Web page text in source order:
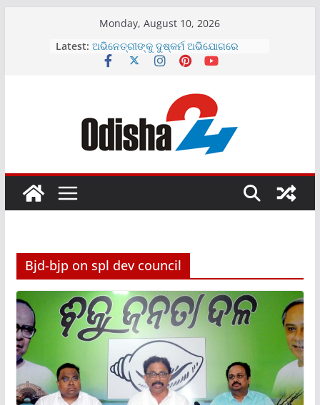
Monday, August 10, 2026
Latest: ଅଭିନେତ୍ରୀଙ୍କୁ ଦୁଷ୍କର୍ମ ଅଭିଯୋଗରେ
ନିର୍ଦେଶକ ଗିରଫ
ରାଜଧାନୀରେ ଦୁର୍ଘଟଣା: ଚାଲିଗଲା ବାପା-
ପୁଅଙ୍କ ଜୀବନ
କମନୱେଲ୍ଥ ଗେମ୍ସ ଚାମ୍ପିଅନଙ୍କୁ ସାକ୍ଷାତ
କଲେ ପ୍ରଧାନମନ୍ତ୍ରୀ ମୋଦି ।
ସମ୍ଭାବନା
Bjd-bjp on spl dev council